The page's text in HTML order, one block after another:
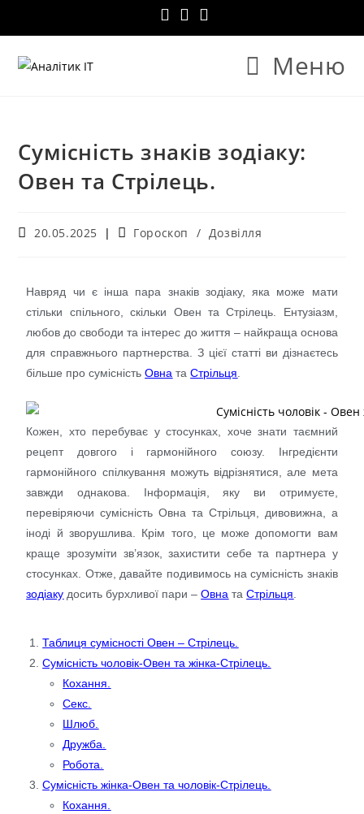
Меню
Сумісність знаків зодіаку:
Овен та Стрілець.
20.05.2025 Гороскоп / Дозвілля
Навряд чи є інша пара знаків зодіаку, яка може мати
стільки спільного, скільки Овен та Стрілець. Ентузіазм,
любов до свободи та інтерес до життя – найкраща основа
для справжнього партнерства. З цієї статті ви дізнаєтесь
більше про сумісністьОвна таСтрільця
Кожен, хто перебуває у стосунках, хоче знати таємний
рецепт довгого і гармонійного союзу. Інгредієнти
гармонійного спілкування можуть відрізнятися, але мета
завжди однакова. Інформація, яку ви отримуєте,
перевіряючи сумісність Овна та Стрільця, дивовижна, а
іноді й зворушлива. Крім того, це може допомогти вам
краще зрозуміти зв’язок, захистити себе та партнера у
стосунках. Отже, давайте подивимось на сумісність знаків
зодіаку досить бурхливої ​​пари –Овна таСтрільця
Таблиця сумісності Овен – Стрілець.
Сумісність чоловік-Овен та жінка-Стрілець.
Кохання.
Секс.
Шлюб.
Дружба.
Робота.
Сумісність жінка-Овен та чоловік-Стрілець.
Кохання.